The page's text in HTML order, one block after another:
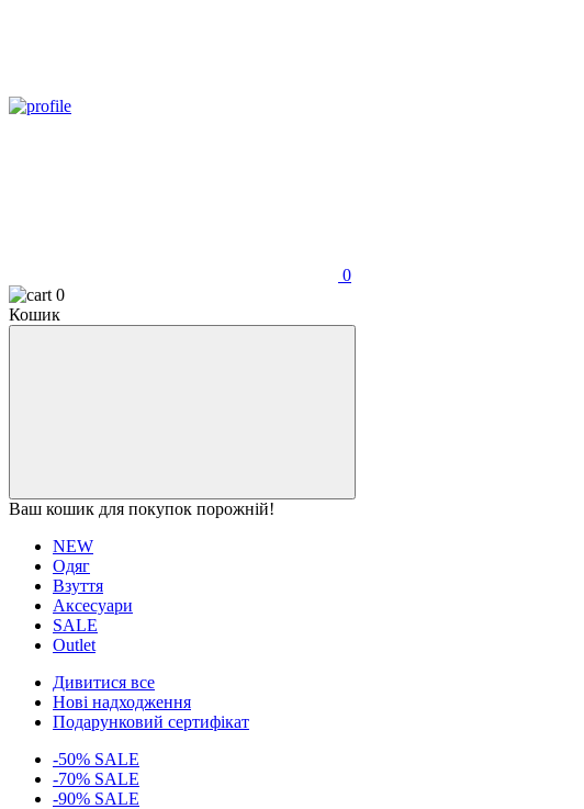
0
0
Кошик
Ваш кошик для покупок порожній!
NEW
Одяг
Взуття
Аксесуари
SALE
Outlet
Дивитися все
Нові надходження
Подарунковий сертифікат
-50% SALE
-70% SALE
-90% SALE